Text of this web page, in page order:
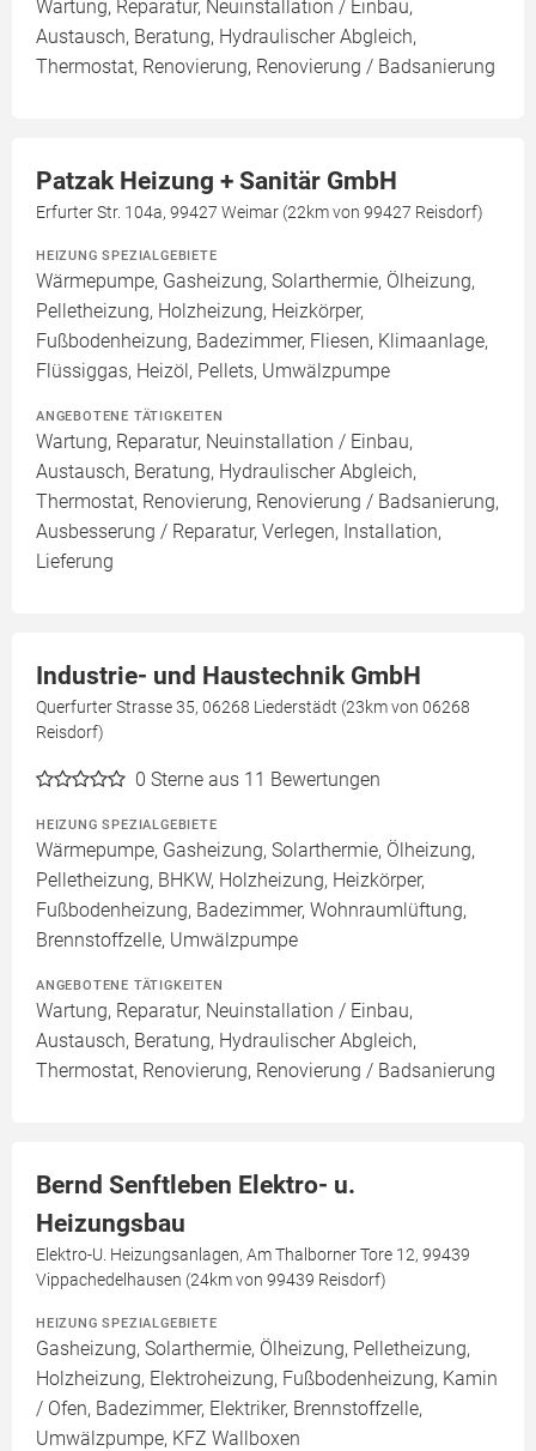
Wartung, Reparatur, Neuinstallation / Einbau,
Austausch, Beratung, Hydraulischer Abgleich,
Thermostat, Renovierung, Renovierung / Badsanierung
Patzak Heizung + Sanitär GmbH
Erfurter Str. 104a, 99427 Weimar (22km von 99427 Reisdorf)
HEIZUNG SPEZIALGEBIETE
Wärmepumpe, Gasheizung, Solarthermie, Ölheizung,
Pelletheizung, Holzheizung, Heizkörper,
Fußbodenheizung, Badezimmer, Fliesen, Klimaanlage,
Flüssiggas, Heizöl, Pellets, Umwälzpumpe
ANGEBOTENE TÄTIGKEITEN
Wartung, Reparatur, Neuinstallation / Einbau,
Austausch, Beratung, Hydraulischer Abgleich,
Thermostat, Renovierung, Renovierung / Badsanierung,
Ausbesserung / Reparatur, Verlegen, Installation,
Lieferung
Industrie- und Haustechnik GmbH
Querfurter Strasse 35, 06268 Liederstädt (23km von 06268
Reisdorf)
0 Sterne aus 11 Bewertungen
HEIZUNG SPEZIALGEBIETE
Wärmepumpe, Gasheizung, Solarthermie, Ölheizung,
Pelletheizung, BHKW, Holzheizung, Heizkörper,
Fußbodenheizung, Badezimmer, Wohnraumlüftung,
Brennstoffzelle, Umwälzpumpe
ANGEBOTENE TÄTIGKEITEN
Wartung, Reparatur, Neuinstallation / Einbau,
Austausch, Beratung, Hydraulischer Abgleich,
Thermostat, Renovierung, Renovierung / Badsanierung
Bernd Senftleben Elektro- u.
Heizungsbau
Elektro-U. Heizungsanlagen, Am Thalborner Tore 12, 99439
Vippachedelhausen (24km von 99439 Reisdorf)
HEIZUNG SPEZIALGEBIETE
Gasheizung, Solarthermie, Ölheizung, Pelletheizung,
Holzheizung, Elektroheizung, Fußbodenheizung, Kamin
/ Ofen, Badezimmer, Elektriker, Brennstoffzelle,
Umwälzpumpe, KFZ Wallboxen